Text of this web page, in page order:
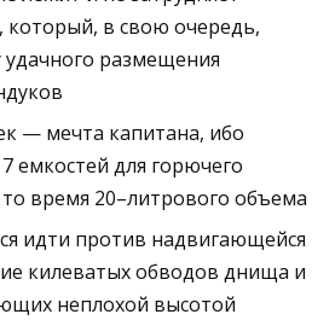
который, в свою очередь,
удачного размещения
— мечта капитана, ибо
емкостей для горючего
время 20–литрового объема
идти против надвигающейся
килеватых обводов днища и
неплохой высотой